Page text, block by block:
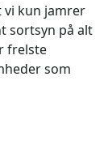
vi kun jamrer
sortsyn på alt
frelste
som